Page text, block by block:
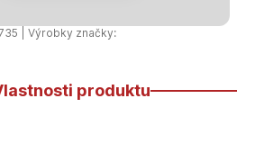
x
70
| Výrobky značky:
produktu